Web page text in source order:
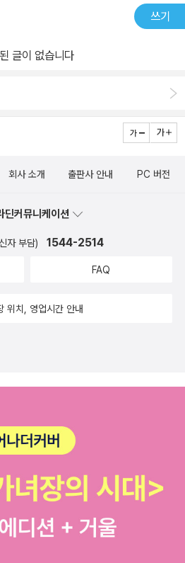
쓰기
글이 없습니다
회사 소개 출판사 안내 PC 버전
딘커뮤니케이션
자 부담) 1544-2514
FAQ
위치, 영업시간 안내